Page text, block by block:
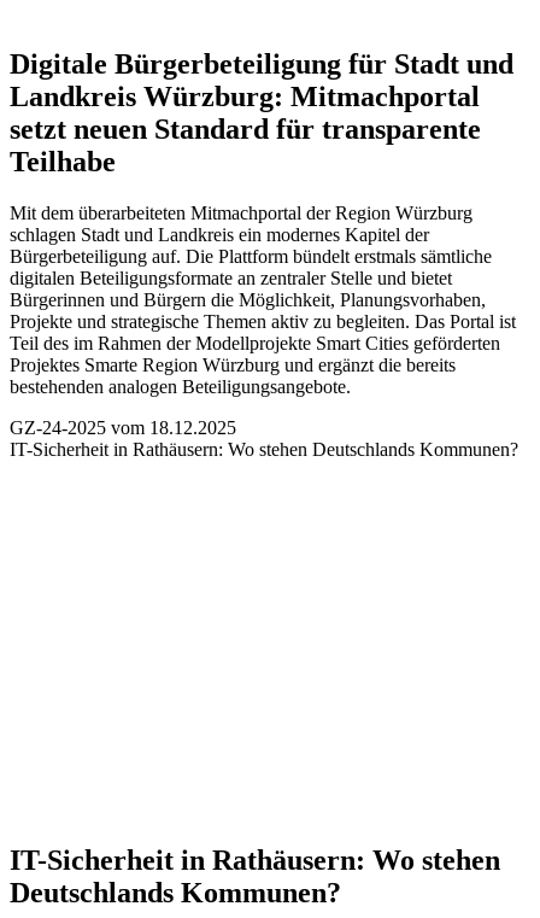
Digitale Bürgerbeteiligung für Stadt und
Landkreis Würzburg: Mitmachportal
setzt neuen Standard für transparente
Teilhabe
Mit dem überarbeiteten Mitmachportal der Region Würzburg
schlagen Stadt und Landkreis ein modernes Kapitel der
Bürgerbeteiligung auf. Die Plattform bündelt erstmals sämtliche
digitalen Beteiligungsformate an zentraler Stelle und bietet
Bürgerinnen und Bürgern die Möglichkeit, Planungsvorhaben,
Projekte und strategische Themen aktiv zu begleiten. Das Portal ist
Teil des im Rahmen der Modellprojekte Smart Cities geförderten
Projektes Smarte Region Würzburg und ergänzt die bereits
bestehenden analogen Beteiligungsangebote.
GZ-24-2025 vom 18.12.2025
IT-Sicherheit in Rathäusern: Wo stehen Deutschlands Kommunen?
IT-Sicherheit in Rathäusern: Wo stehen
Deutschlands Kommunen?